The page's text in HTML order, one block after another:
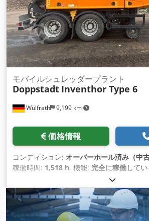
Wülfrath 9,199 km
モバイルシュレッダープラント
Doppstadt Inventhor Type 6
価格情報
コンディション: オーバーホール済み（中古
稼働時間: 1,518 h, 機能: 完全に稼働して
, 最終オーバーホール